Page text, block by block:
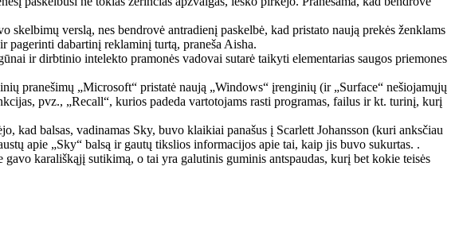
verslą, nes bendrovė antradienį paskelbė, kad pristato naują prekės ženklams
dabartinį reklaminį turtą, praneša Aisha.
ir dirbtinio intelekto pramonės vadovai sutarė taikyti elementarias saugos priemones
pranešimų „Microsoft“ pristatė naują „Windows“ įrenginių (ir „Surface“ nešiojamųjų
pvz., „Recall“, kurios padeda vartotojams rasti programas, failus ir kt. turinį, kurį
kad balsas, vadinamas Sky, buvo klaikiai panašus į Scarlett Johansson (kuri anksčiau
apie „Sky“ balsą ir gautų tikslios informacijos apie tai, kaip jis buvo sukurtas. .
karališkąjį sutikimą, o tai yra galutinis guminis antspaudas, kurį bet kokie teisės